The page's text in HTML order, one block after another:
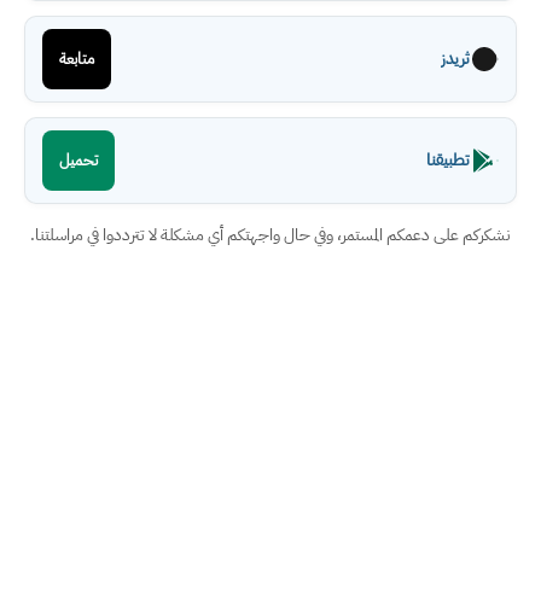
ثريدز متابعة
تطبيقنا تحميل
نشكركم على دعمكم المستمر، وفي حال واجهتكم أي مشكلة لا تترددوا في مراسلتنا.